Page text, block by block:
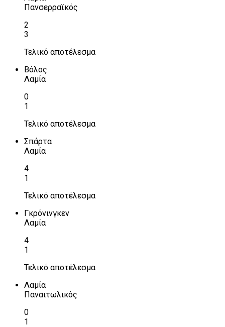
Πανσερραϊκός
2
3
Τελικό αποτέλεσμα
Βόλος
Λαμία
0
1
Τελικό αποτέλεσμα
Σπάρτα
Λαμία
4
1
Τελικό αποτέλεσμα
Γκρόνινγκεν
Λαμία
4
1
Τελικό αποτέλεσμα
Λαμία
Παναιτωλικός
0
1